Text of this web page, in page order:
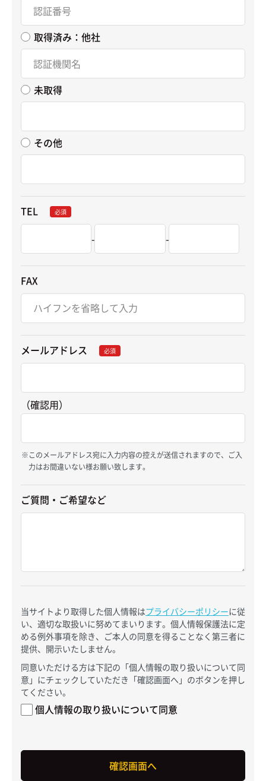
取得済み：他社
未取得
その他
TEL 必須
- -
FAX
メールアドレス 必須
（確認用）
このメールアドレス宛に入力内容の控えが送信されますので、ご入
力はお間違いない様お願い致します。
ご質問・ご希望など
当サイトより取得した個人情報はプライバシーポリシーに従
い、適切な取扱いに努めてまいります。個人情報保護法に定
める例外事項を除き、ご本人の同意を得ることなく第三者に
提供、開示いたしません。
同意いただける方は下記の「個人情報の取り扱いについて同
意」にチェックしていただき「確認画面へ」のボタンを押し
てください。
個人情報の取り扱いについて同意